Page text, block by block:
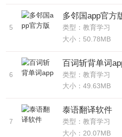
5
多邻国app官方
类型：教育学习
大小：50.78MB
6
百词斩背单词
类型：教育学习
大小：49.63MB
7
泰语翻译软件
类型：教育学习
大小：20.07MB